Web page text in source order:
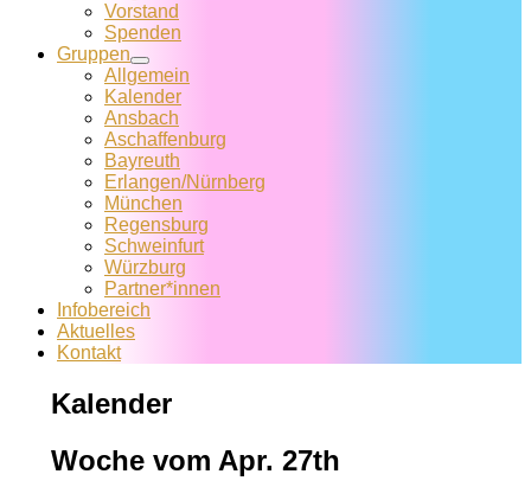
Vorstand
Spenden
Gruppen
Allgemein
Kalender
Ansbach
Aschaffenburg
Bayreuth
Erlangen/Nürnberg
München
Regensburg
Schweinfurt
Würzburg
Partner*innen
Infobereich
Aktuelles
Kontakt
Kalender
Woche vom Apr. 27th